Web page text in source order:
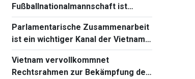
Fußballnationalmannschaft ist
bereit für das Spiel gegen Singapur
bei Südostasienmeisterschaft 2026
Parlamentarische Zusammenarbeit
ist ein wichtiger Kanal der Vietnam-
Kambodscha-Beziehungen
Vietnam vervollkommnet
Rechtsrahmen zur Bekämpfung der